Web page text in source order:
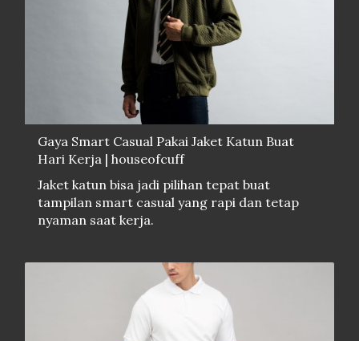
Gaya Smart Casual Pakai Jaket Katun Buat
Hari Kerja | houseofcuff
Jaket katun bisa jadi pilihan tepat buat
tampilan smart casual yang rapi dan tetap
nyaman saat kerja.